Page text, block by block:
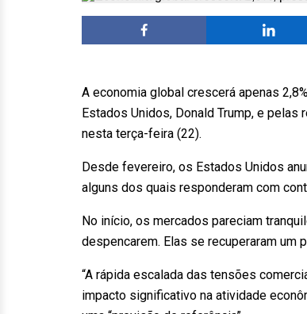
A economia global crescerá apenas
Estados Unidos, Donald Trump, e
nesta terça-feira (22).
Desde fevereiro, os Estados Unidos
alguns dos quais responderam com
No início, os mercados pareciam
despencarem. Elas se recuperaram um
“A rápida escalada das tensões
impacto significativo na atividade